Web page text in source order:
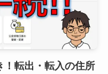
！転出・転入の住所